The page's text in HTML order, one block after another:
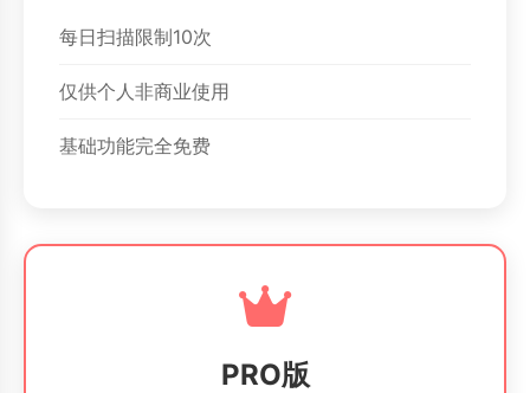
每日扫描限制10次
仅供个人非商业使用
基础功能完全免费
PRO版